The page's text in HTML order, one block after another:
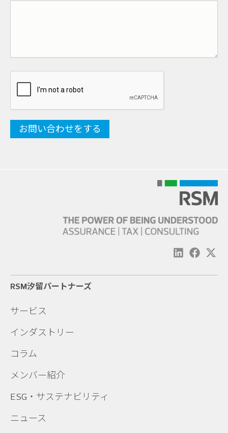
RSM汐留パートナーズ
サービス
インダストリー
コラム
メンバー紹介
ESG・サステナビリティ
ニュース